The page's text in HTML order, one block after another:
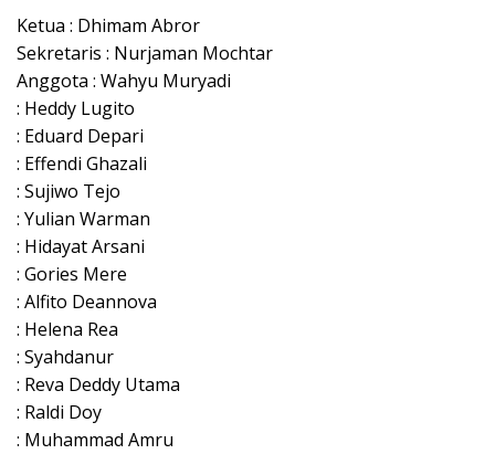
Ketua : Dhimam Abror
Sekretaris : Nurjaman Mochtar
Anggota : Wahyu Muryadi
: Heddy Lugito
: Eduard Depari
: Effendi Ghazali
: Sujiwo Tejo
: Yulian Warman
: Hidayat Arsani
: Gories Mere
: Alfito Deannova
: Helena Rea
: Syahdanur
: Reva Deddy Utama
: Raldi Doy
: Muhammad Amru